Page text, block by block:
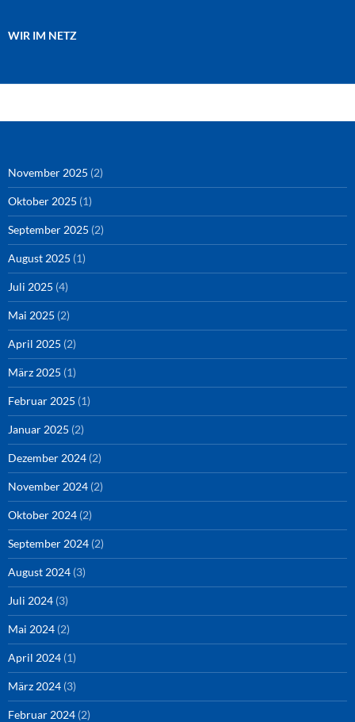
WIR IM NETZ
November 2025 (2)
Oktober 2025 (1)
September 2025 (2)
August 2025 (1)
Juli 2025 (4)
Mai 2025 (2)
April 2025 (2)
März 2025 (1)
Februar 2025 (1)
Januar 2025 (2)
Dezember 2024 (2)
November 2024 (2)
Oktober 2024 (2)
September 2024 (2)
August 2024 (3)
Juli 2024 (3)
Mai 2024 (2)
April 2024 (1)
März 2024 (3)
Februar 2024 (2)